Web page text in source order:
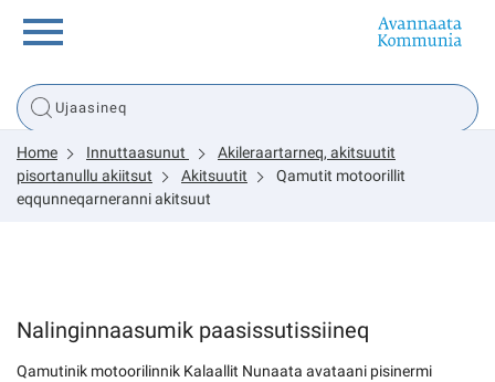
Innuttaasunut
Inuussutissarsiorneq
Home Innuttaasunut
Akileraartarneq, akitsuutit
pisortanullu akiitsut
Akitsuutit
Qamutit motoorillit
eqqunneqarneranni akitsuut
Nalinginnaasumik paasissutissiineq
Qamutinik motoorilinnik Kalaallit Nunaata avataani pisinermi